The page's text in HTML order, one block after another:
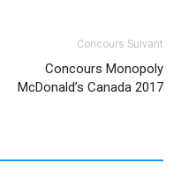
Concours Suivant
Concours Monopoly
McDonald’s Canada 2017